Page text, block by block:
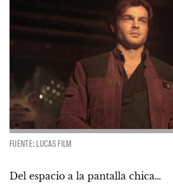
FUENTE: LUCAS FILM
Del espacio a la pantalla chica…